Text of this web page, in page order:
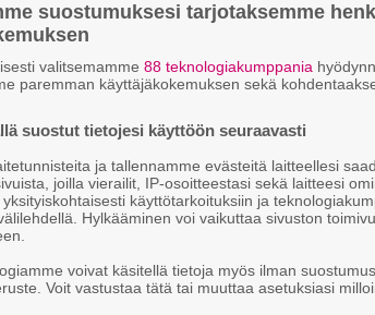
suostumuksesi tarjotaksemme
valitsemamme 88 teknologiakumppania
paremman käyttäjäkokemuksen sekä
suostut tietojesi käyttöön seuraavasti
ja tallennamme evästeitä laitteellesi
joilla vierailit, IP-osoitteestasi sekä laitteesi
käyttötarkoituksiin ja
Hylkääminen voi vaikuttaa sivuston
voivat käsitellä tietoja myös ilman
Voit vastustaa tätä tai muuttaa asetuksiasi